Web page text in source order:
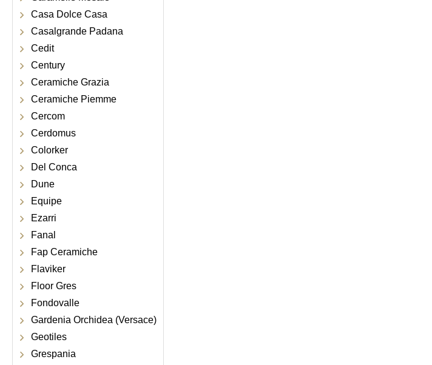
Casa Dolce Casa
Casalgrande Padana
Cedit
Century
Ceramiche Grazia
Ceramiche Piemme
Cercom
Cerdomus
Colorker
Del Conca
Dune
Equipe
Ezarri
Fanal
Fap Ceramiche
Flaviker
Floor Gres
Fondovalle
Gardenia Orchidea (Versace)
Geotiles
Grespania